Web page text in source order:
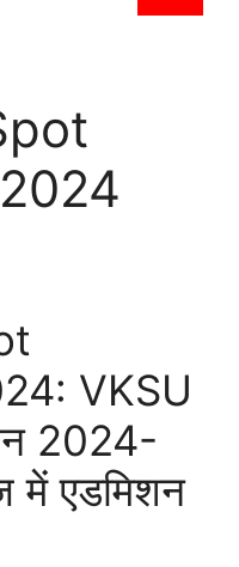
VKSU
2024-
में एडमिशन